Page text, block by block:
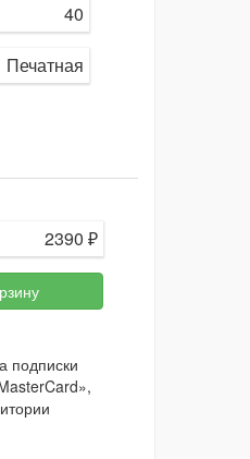
40
Печатная
2390 ₽
подписки